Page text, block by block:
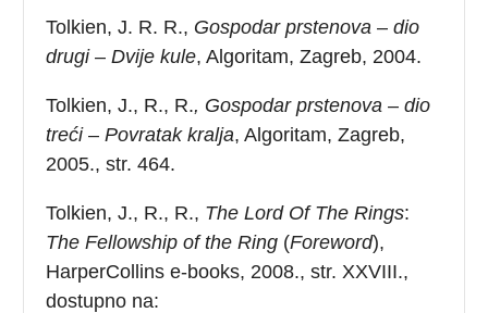
Tolkien, J. R. R., Gospodar prstenova –dio
drugi–Dvije kule, Algoritam, Zagreb, 2004.
Tolkien, J., R., R., Gospodar prstenova –dio
treći–Povratak kralja, Algoritam, Zagreb,
2005., str. 464.
Tolkien, J., R., R., The Lord Of The Rings:
The Fellowship of the Ring (Foreword),
HarperCollins e-books, 2008., str. XXVIII.,
dostupno na: